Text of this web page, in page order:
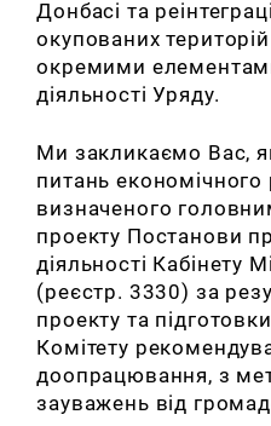
Донбасі та
окупованих
окремими
діяльності Уряду.
Ми закликаємо Вас,
питань економічного
визначеного
проекту Постанови
діяльності Кабінету
(реєстр. 3330) за
проекту та
Комітету
доопрацювання, з
зауважень від